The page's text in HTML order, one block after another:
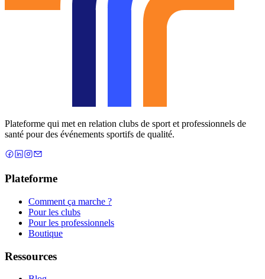
Plateforme qui met en relation clubs de sport et professionnels de
santé pour des événements sportifs de qualité.
Plateforme
Comment ça marche ?
Pour les clubs
Pour les professionnels
Boutique
Ressources